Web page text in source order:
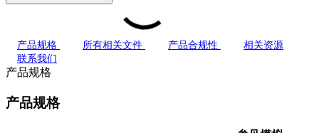
产品规格 所有相关文件 产品合规性
相关资源
联系我们
产品规格
产品规格